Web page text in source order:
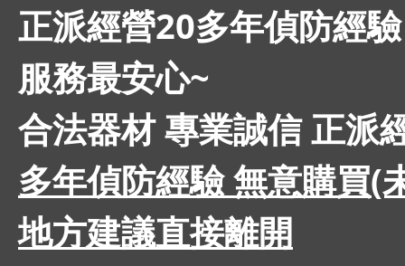
正派經營20多年偵防經
服務最安心~
合法器材 專業誠信 正派
多年偵防經驗 無意購買(
地方建議直接離開